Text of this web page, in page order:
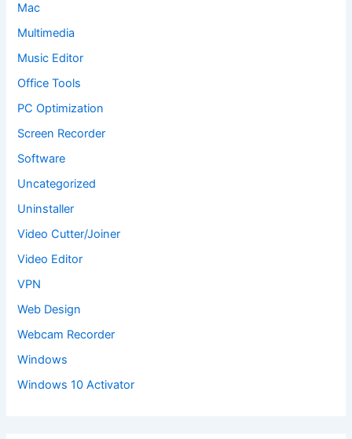
Mac
Multimedia
Music Editor
Office Tools
PC Optimization
Screen Recorder
Software
Uncategorized
Uninstaller
Video Cutter/Joiner
Video Editor
VPN
Web Design
Webcam Recorder
Windows
Windows 10 Activator